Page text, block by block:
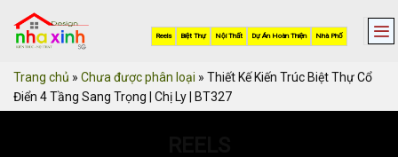
content
Trang chủ » Chưa được phân loại » Thiết Kế Kiến Trúc Biệt Thự Cổ
Điển 4 Tầng Sang Trọng | Chị Ly | BT327
Nhà Phố
Dự Án Hoàn Thiện
Nội Thất
Biệt Thự
Reels